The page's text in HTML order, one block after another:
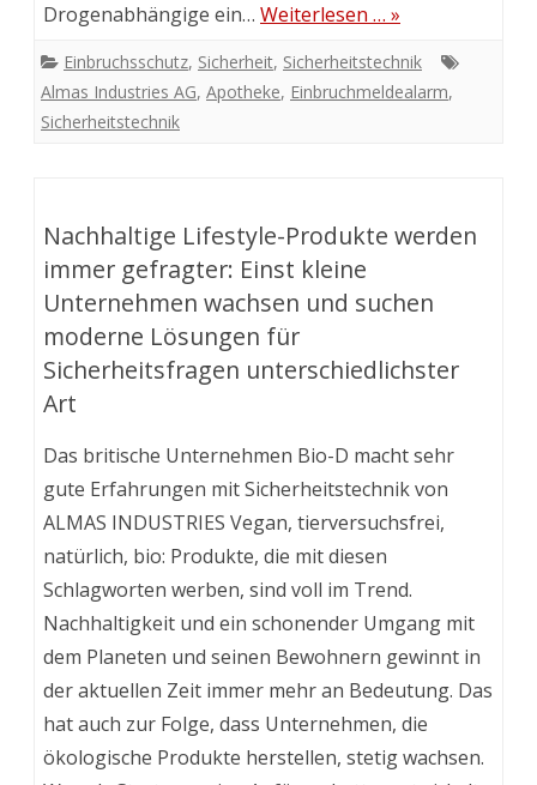
Drogenabhängige ein… Weiterlesen … »
Einbruchsschutz, Sicherheit, Sicherheitstechnik
Almas Industries AG, Apotheke, Einbruchmeldealarm,
Sicherheitstechnik
Nachhaltige Lifestyle-Produkte werden
immer gefragter: Einst kleine
Unternehmen wachsen und suchen
moderne Lösungen für
Sicherheitsfragen unterschiedlichster
Art
Das britische Unternehmen Bio-D macht sehr
gute Erfahrungen mit Sicherheitstechnik von
ALMAS INDUSTRIES Vegan, tierversuchsfrei,
natürlich, bio: Produkte, die mit diesen
Schlagworten werben, sind voll im Trend.
Nachhaltigkeit und ein schonender Umgang mit
dem Planeten und seinen Bewohnern gewinnt in
der aktuellen Zeit immer mehr an Bedeutung. Das
hat auch zur Folge, dass Unternehmen, die
ökologische Produkte herstellen, stetig wachsen.